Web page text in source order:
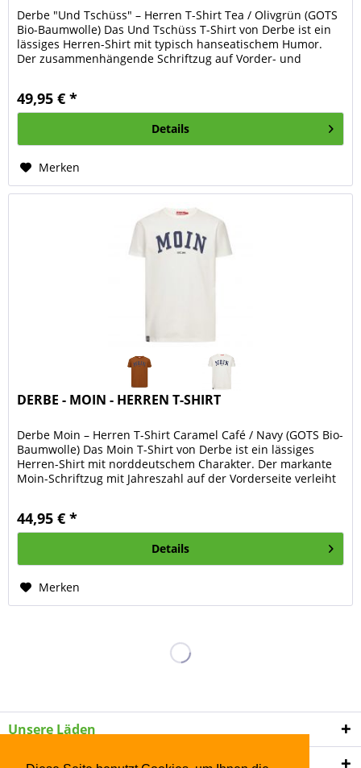
Derbe "Und Tschüss" – Herren T-Shirt Tea / Olivgrün (GOTS
Bio-Baumwolle) Das Und Tschüss T-Shirt von Derbe ist ein
lässiges Herren-Shirt mit typisch hanseatischem Humor.
Der zusammenhängende Schriftzug auf Vorder- und
49,95 € *
Details
Merken
DERBE - MOIN - HERREN T-SHIRT
Derbe Moin – Herren T-Shirt Caramel Café / Navy (GOTS Bio-
Baumwolle) Das Moin T-Shirt von Derbe ist ein lässiges
Herren-Shirt mit norddeutschem Charakter. Der markante
Moin-Schriftzug mit Jahreszahl auf der Vorderseite verleiht
44,95 € *
Details
Merken
Unsere Läden
Shop Service